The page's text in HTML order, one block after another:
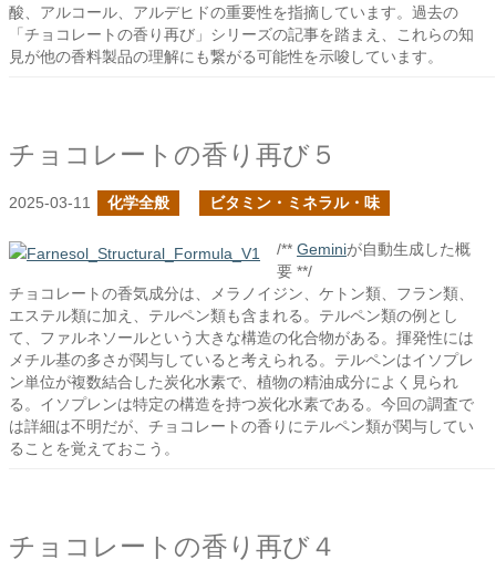
酸、アルコール、アルデヒドの重要性を指摘しています。過去の
「チョコレートの香り再び」シリーズの記事を踏まえ、これらの知
見が他の香料製品の理解にも繋がる可能性を示唆しています。
チョコレートの香り再び５
2025-03-11 化学全般 ビタミン・ミネラル・味
/** Geminiが自動生成した概
要 **/
チョコレートの香気成分は、メラノイジン、ケトン類、フラン類、
エステル類に加え、テルペン類も含まれる。テルペン類の例とし
て、ファルネソールという大きな構造の化合物がある。揮発性には
メチル基の多さが関与していると考えられる。テルペンはイソプレ
ン単位が複数結合した炭化水素で、植物の精油成分によく見られ
る。イソプレンは特定の構造を持つ炭化水素である。今回の調査で
は詳細は不明だが、チョコレートの香りにテルペン類が関与してい
ることを覚えておこう。
チョコレートの香り再び４